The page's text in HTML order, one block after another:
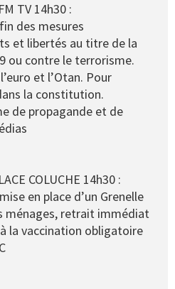
TV 14h30 :
des mesures
et libertés au titre de la
ou contre le terrorisme.
et l’Otan. Pour
la constitution.
de propagande et de
COLUCHE 14h30 :
en place d’un Grenelle
ménages, retrait immédiat
la vaccination obligatoire